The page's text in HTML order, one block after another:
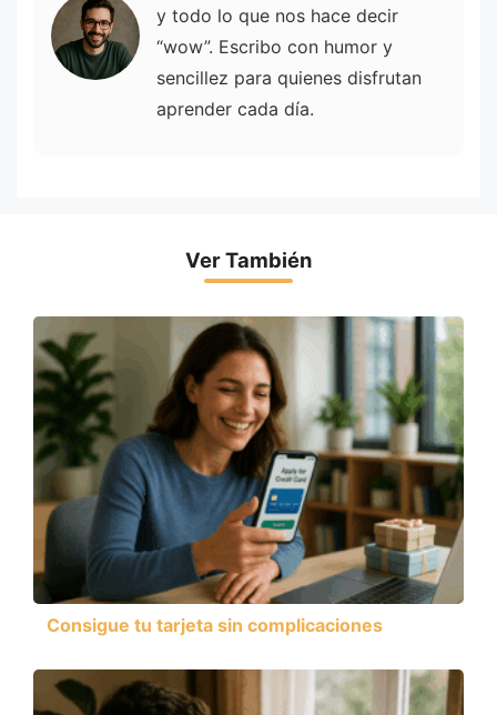
y todo lo que nos hace decir
“wow”. Escribo con humor y
sencillez para quienes disfrutan
aprender cada día.
Ver También
Consigue tu tarjeta sin complicaciones